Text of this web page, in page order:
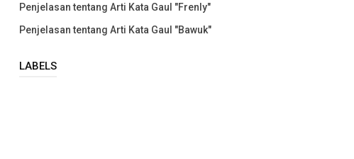
Penjelasan tentang Arti Kata Gaul "Frenly"
Penjelasan tentang Arti Kata Gaul "Bawuk"
LABELS